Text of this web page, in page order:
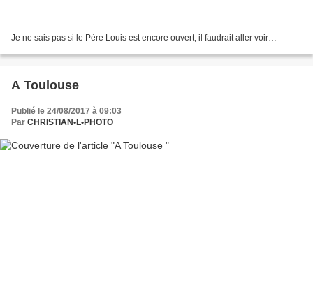
Je ne sais pas si le Père Louis est encore ouvert, il faudrait aller voir…
A Toulouse
Publié le 24/08/2017 à 09:03
Par CHRISTIAN•L•PHOTO